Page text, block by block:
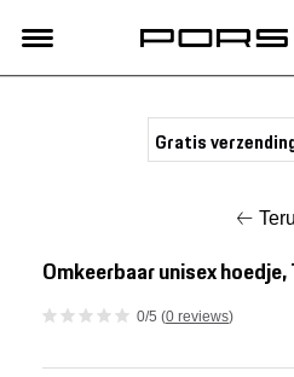
Nieuw
Gratis
Omkeerbaar unisex
0/5 (0 reviews)